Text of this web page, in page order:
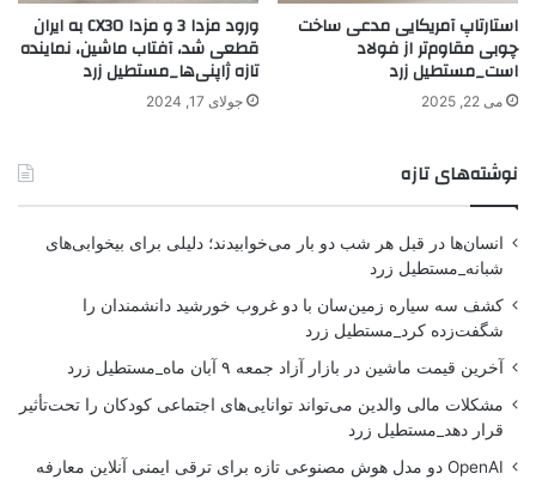
استارتاپ آمریکایی مدعی ساخت
چوبی مقاوم‌تر از فولاد
است_مستطیل زرد
می 22, 2025
ورود مزدا 3 و مزدا CX30 به ایران
قطعی شد، آفتاب ماشین، نماینده
تازه ژاپنی‌ها_مستطیل زرد
جولای 17, 2024
نوشته‌های تازه
انسان‌ها در قبل هر شب دو بار می‌خوابیدند؛ دلیلی برای بیخوابی‌های
شبانه_مستطیل زرد
کشف سه سیاره زمین‌سان با دو غروب خورشید دانشمندان را
شگفت‌زده کرد_مستطیل زرد
آخرین قیمت ماشین در بازار آزاد جمعه ۹ آبان ماه_مستطیل زرد
مشکلات مالی والدین می‌تواند توانایی‌های اجتماعی کودکان را تحت‌تأثیر
قرار دهد_مستطیل زرد
OpenAI دو مدل هوش مصنوعی تازه برای ترقی ایمنی آنلاین معارفه